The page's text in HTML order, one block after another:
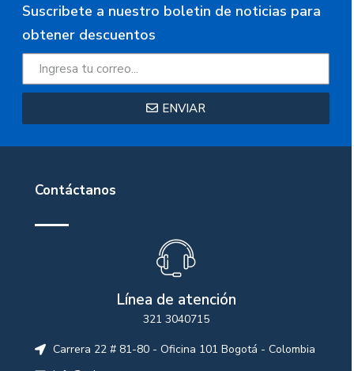
Suscribete a nuestro boletin de noticias para
obtener descuentos
ENVIAR
Contáctanos
Línea de atención
321 3040715
Carrera 22 # 81-80 - Oficina 101 Bogotá - Colombia